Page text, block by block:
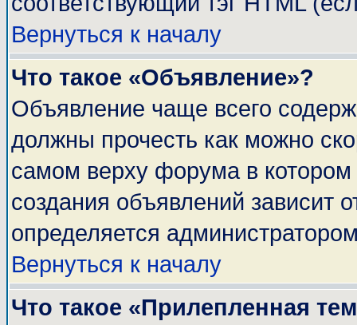
Вернуться к началу
Что такое «Объявление»?
Объявление чаще всего
должны прочесть как можно
самом верху форума в
создания объявлений зависит
определяется
Вернуться к началу
Что такое «Прилепленная